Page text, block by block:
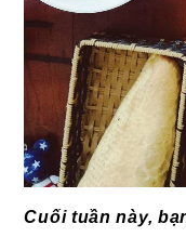
Cuối tuần này,